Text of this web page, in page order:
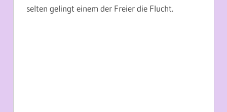
selten gelingt einem der Freier die Flucht.